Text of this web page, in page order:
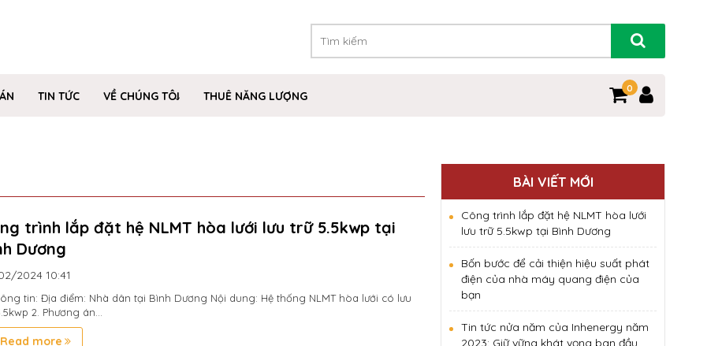
TIN TỨC VỀ CHÚNG TÔI THUÊ NĂNG LƯỢNG
0
trình lắp đặt hệ NLMT hòa lưới lưu trữ 5.5kwp tại
Dương
2024 10:41
tin: Địa điểm: Nhà dân tại Bình Dương Nội dung: Hệ thống NLMT hòa lưới có lưu
2. Phương án...
Read more
BÀI VIẾT MỚI
Công trình lắp đặt hệ NLMT hòa lưới
lưu trữ 5.5kwp tại Bình Dương
Bốn bước để cải thiện hiệu suất phát
điện của nhà máy quang điện của
bạn
Tin tức nửa năm của Inhenergy năm
2023: Giữ vững khát vọng ban đầu